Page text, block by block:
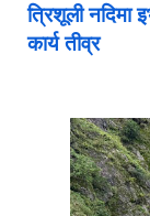
त्रिशूली नदिमा
कार्य तीव्र